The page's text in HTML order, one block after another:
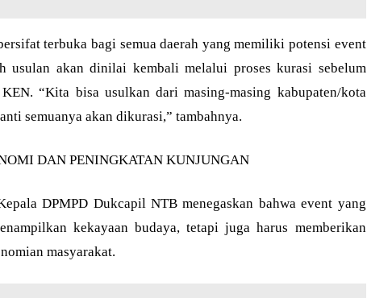
terbuka bagi semua daerah yang memiliki potensi event
usulan akan dinilai kembali melalui proses kurasi sebelum
“Kita bisa usulkan dari masing-masing kabupaten/kota
semuanya akan dikurasi,” tambahnya.
DAN PENINGKATAN KUNJUNGAN
DPMPD Dukcapil NTB menegaskan bahwa event yang
kekayaan budaya, tetapi juga harus memberikan
masyarakat.